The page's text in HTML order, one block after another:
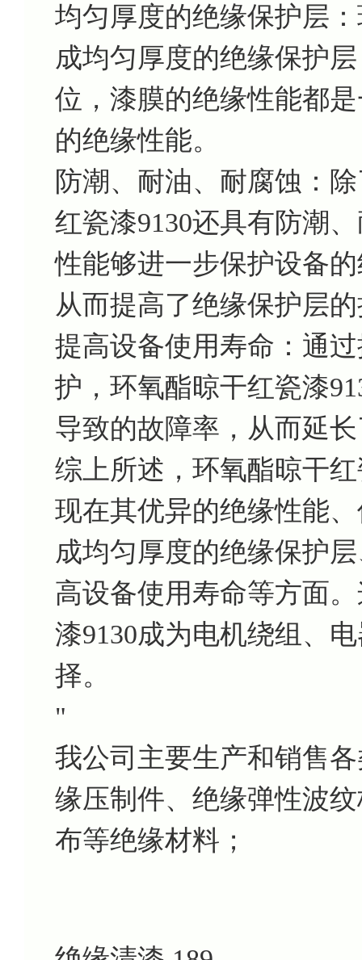
均匀厚度的绝缘保护层
成均匀厚度的绝缘保护
位，漆膜的绝缘性能都
的绝缘性能。
防潮、耐油、耐腐蚀：
红瓷漆9130还具有防潮
性能够进一步保护设备
从而提高了绝缘保护层
提高设备使用寿命：通
护，环氧酯晾干红瓷漆
导致的故障率，从而延
综上所述，环氧酯晾干
现在其优异的绝缘性能
成均匀厚度的绝缘保护
高设备使用寿命等方面
漆9130成为电机绕组、
择。
"
我公司主要生产和销售
缘压制件、绝缘弹性波
布等绝缘材料；